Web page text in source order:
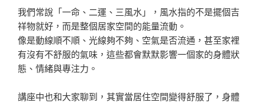
我們常說「一命、二運、三風水」，風水指的不是擺個吉
祥物就好，而是整個居家空間的能量流動。
像是動線順不順、光線夠不夠、空氣是否流通，甚至家裡
有沒有不舒服的氣味，這些都會默默影響一個家的身體狀
態、情緒與專注力。
講座中也和大家聊到，其實當居住空間變得舒服了，身體